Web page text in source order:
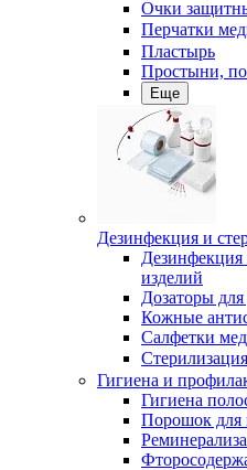
Очки
Перчатки
Пластырь
Простыни,
Еще
Дезинфекция и
изделий
Дозаторы
Кожные
Салфетки
Стерилизация
Гигиена и
Гигиена
Порошок для